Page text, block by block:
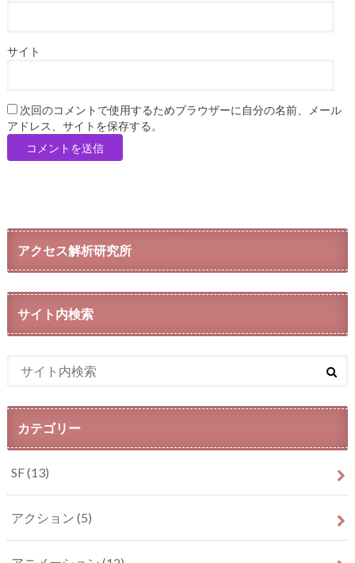
サイト
次回のコメントで使用するためブラウザーに自分の名前、メール
アドレス、サイトを保存する。
アクセス解析研究所
サイト内検索
カテゴリー
SF(13)
アクション (5)